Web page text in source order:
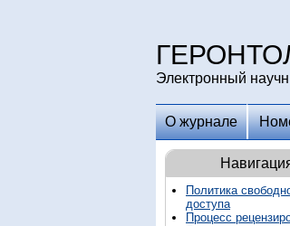
Электронный
О журнале
Политика
доступа
Процесс